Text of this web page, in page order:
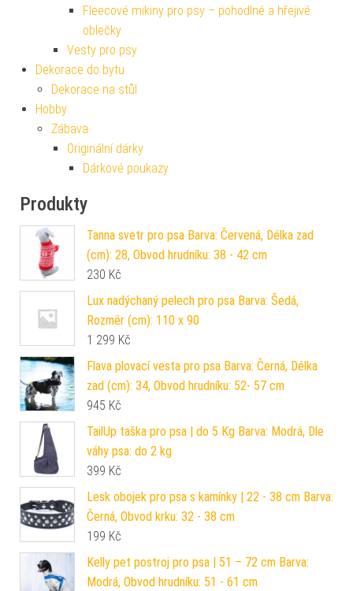
Fleecové mikiny pro psy – pohodlné a hřejivé
oblečky
Vesty pro psy
Dekorace do bytu
Dekorace na stůl
Hobby
Zábava
Originální dárky
Dárkové poukazy
Produkty
Tanna svetr pro psa Barva: Červená, Délka zad
(cm): 28, Obvod hrudníku: 38 - 42 cm
230 Kč
Lux nadýchaný pelech pro psa Barva: Šedá,
Rozměr (cm): 110 x 90
1 299 Kč
Flava plovací vesta pro psa Barva: Černá, Délka
zad (cm): 34, Obvod hrudníku: 52- 57 cm
945 Kč
TailUp taška pro psa | do 5 Kg Barva: Modrá, Dle
váhy psa: do 2 kg
399 Kč
Lesk obojek pro psa s kamínky | 22 - 38 cm Barva:
Černá, Obvod krku: 32 - 38 cm
199 Kč
Kelly pet postroj pro psa | 51 – 72 cm Barva:
Modrá, Obvod hrudníku: 51 - 61 cm